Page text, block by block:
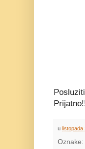
u listopada
Oznake: